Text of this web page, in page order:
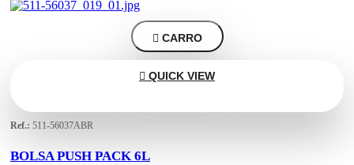
 CARRO
 QUICK VIEW
Ref.: 511-56037ABR
BOLSA PUSH PACK 6L